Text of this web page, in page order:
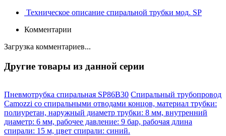
Техническое описание спиральной трубки мод. SP
Комментарии
Загрузка комментариев...
Другие товары из данной серии
Пневмотрубка спиральная SP86B30 Спиральный трубопровод
Camozzi со спиральными отводами концов, материал трубки:
полиуретан, наружный диаметр трубки: 8 мм, внутренний
диаметр: 6 мм, рабочее давление: 9 бар, рабочая длина
спирали: 15 м, цвет спирали: синий.